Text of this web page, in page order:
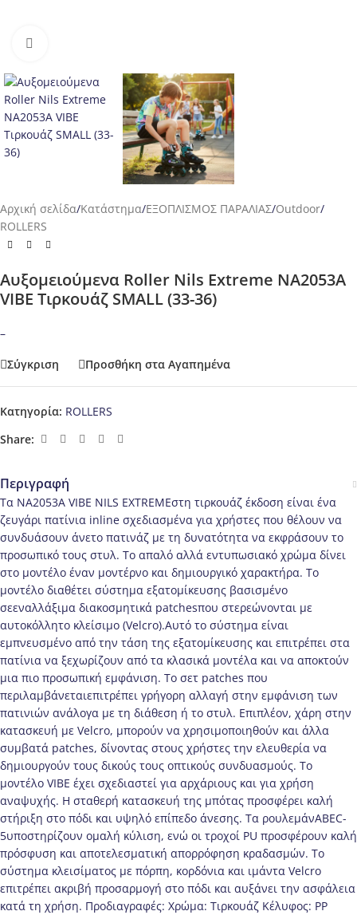
Αρχική σελίδα/Κατάστημα/ΕΞΟΠΛΙΣΜΟΣ ΠΑΡΑΛΙΑΣ/Outdoor/
ROLLERS
Αυξομειούμενα Roller Nils Extreme NA2053A
VIBE Τιρκουάζ SMALL (33-36)
–
Σύγκριση Προσθήκη στα Αγαπημένα
Κατηγορία: ROLLERS
Share:
Περιγραφή
Τα NA2053A VIBE NILS EXTREMEστη τιρκουάζ έκδοση είναι ένα
ζευγάρι πατίνια inline σχεδιασμένα για χρήστες που θέλουν να
συνδυάσουν άνετο πατινάζ με τη δυνατότητα να εκφράσουν το
προσωπικό τους στυλ. Το απαλό αλλά εντυπωσιακό χρώμα δίνει
στο μοντέλο έναν μοντέρνο και δημιουργικό χαρακτήρα. Το
μοντέλο διαθέτει σύστημα εξατομίκευσης βασισμένο
σεεναλλάξιμα διακοσμητικά patchesπου στερεώνονται με
αυτοκόλλητο κλείσιμο (Velcro).Αυτό το σύστημα είναι
εμπνευσμένο από την τάση της εξατομίκευσης και επιτρέπει στα
πατίνια να ξεχωρίζουν από τα κλασικά μοντέλα και να αποκτούν
μια πιο προσωπική εμφάνιση. Το σετ patches που
περιλαμβάνεταιεπιτρέπει γρήγορη αλλαγή στην εμφάνιση των
πατινιών ανάλογα με τη διάθεση ή το στυλ. Επιπλέον, χάρη στην
κατασκευή με Velcro, μπορούν να χρησιμοποιηθούν και άλλα
συμβατά patches, δίνοντας στους χρήστες την ελευθερία να
δημιουργούν τους δικούς τους οπτικούς συνδυασμούς. Το
μοντέλο VIBE έχει σχεδιαστεί για αρχάριους και για χρήση
αναψυχής. Η σταθερή κατασκευή της μπότας προσφέρει καλή
στήριξη στο πόδι και υψηλό επίπεδο άνεσης. Τα ρουλεμάνABEC-
5υποστηρίζουν ομαλή κύλιση, ενώ οι τροχοί PU προσφέρουν καλή
πρόσφυση και αποτελεσματική απορρόφηση κραδασμών. Το
σύστημα κλεισίματος με πόρπη, κορδόνια και ιμάντα Velcro
επιτρέπει ακριβή προσαρμογή στο πόδι και αυξάνει την ασφάλεια
κατά τη χρήση. Προδιαγραφές: Χρώμα: Τιρκουάζ Κέλυφος: PP